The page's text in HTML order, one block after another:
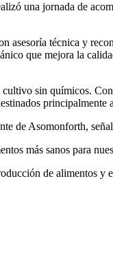
una jornada de
asesoría técnica y
que mejora la
sin químicos.
principalmente
de Asomonforth,
más sanos para
de alimentos y